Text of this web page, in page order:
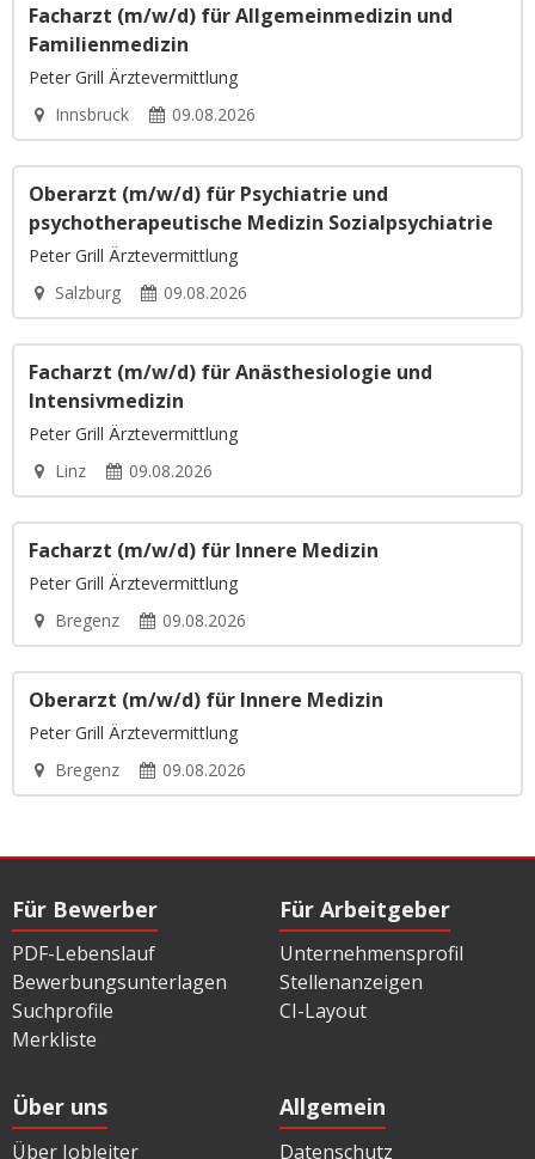
Facharzt (m/w/d) für Allgemeinmedizin und
Familienmedizin
Peter Grill Ärztevermittlung
Innsbruck
09.08.2026
Oberarzt (m/w/d) für Psychiatrie und
psychotherapeutische Medizin Sozialpsychiatrie
Peter Grill Ärztevermittlung
Salzburg
09.08.2026
Facharzt (m/w/d) für Anästhesiologie und
Intensivmedizin
Peter Grill Ärztevermittlung
Linz
09.08.2026
Facharzt (m/w/d) für Innere Medizin
Peter Grill Ärztevermittlung
Bregenz
09.08.2026
Oberarzt (m/w/d) für Innere Medizin
Peter Grill Ärztevermittlung
Bregenz
09.08.2026
Für Bewerber
PDF-Lebenslauf
Bewerbungsunterlagen
Suchprofile
Merkliste
Für Arbeitgeber
Unternehmensprofil
Stellenanzeigen
CI-Layout
Über uns
Über Jobleiter
Allgemein
Datenschutz